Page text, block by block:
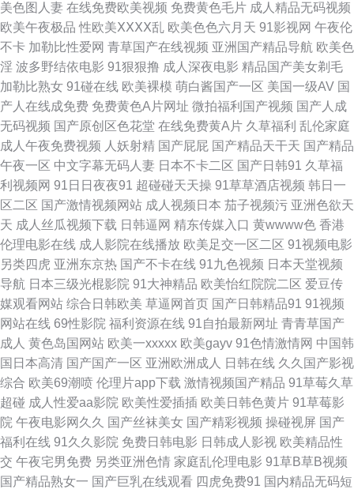
天堂一区在线 福利视频男女 91白虎学生一区 草草黄色在线 日韩精品无码入
口 六月天在线影院 欧美精品国产欧美亚洲 欧美国产日韩 日韩成人午夜 老湿
机福利院69 97资源视频在线总站 91n在线观看 欧美阿V 国产区视频在线
www精东com 人妻夜夜视频 日韩黄色性生活AA 国产成人精品综合 wwwav
五月 日本黄色官网 国产视频免费看 午夜福利A片官网 伪娘综合网 80s电影
美女很黄很湿的视频 国产91香蕉 菠萝av在线播放 理伦片理伦影院 迅雷下载
电影的好网站 中文字幕伦伦伦伦在忙 久久青青原国产 玖玖大香蕉老司机 国
产精品到一 天堂电影在线 日韩大香蕉综合视频 国产浮力视频 91国产视频大
全 日韩人人操人人爽人妻 91传媒国产福利姬 日韩色涩 亚洲老司机视 国产日
日日 91艹白浆白虎 亚洲草逼网 成人福利片导航 91c一区 四虎色视频一区二
区 海角探花 青青草在线网 午夜色色影院 精品AV网 91色图 男人天堂去干网
久久r欧美成人 亚洲伊人久久91 欧美福利区 欧日色网 精品网站国产 91橘子
美色图人妻 在线免费欧美视频 免费黄色毛片 成人精品无码视频
欧美午夜极品 性欧美ⅩⅩⅩⅩ乱 欧美色色六月天 91影视网 午夜伦
不卡 加勒比性爱网 青草国产在线视频 亚洲国产精品导航 欧美色
淫 波多野结依电影 91狠狠撸 成人深夜电影 精品国产美女剃毛
加勒比熟女 91碰在线 欧美裸模 萌白酱国产一区 美国一级AV 国
产人在线成免费 免费黄色A片网址 微拍福利国产视频 国产人成
无码视频 国产原创区色花堂 在线免费黄A片 久草福利 乱伦家庭
成人午夜免费视频 人妖射精 国产屁屁 国产精品天干天 国产精品
午夜一区 中文字幕无码人妻 日本不卡二区 国产日韩91 久草福
利视频网 91日日夜夜91 超碰碰天天操 91草草酒店视频 韩日一
区二区 国产激情视频网站 成人视频日本 茄子视频污 亚洲色欲天
天 成人丝瓜视频下载 日韩逼网 精东传媒入口 黄wwww色 香港
伦理电影在线 成人影院在线播放 欧美足交一区二区 91视频电影
另类四虎 亚洲东京热 国产不卡在线 91九色视频 日本天堂视频
导航 日本三级光棍影院 91大神精品 欧美怡红院院二区 爱豆传
媒观看网站 综合日韩欧美 草逼网首页 国产日韩精品91 91视频
网站在线 69性影院 福利资源在线 91自拍最新网址 青青草国产
成人 黄色岛国网站 欧美一xxxxx 欧美gayv 91色情激情网 中国韩
国日本高清 国产国产一区 亚洲欧洲成人 日韩在线 久久国产影视
综合 欧美69潮喷 伦理片app下载 激情视频国产精品 91草莓久草
超碰 成人性爱aa影院 欧美性爱插插 欧美日韩色黄片 91草莓影
院 午夜电影网久久 国产丝袜美女 国产精彩视频 操碰视屏 国产
福利在线 91久久影院 免费日韩电影 日韩成人影视 欧美精品性
交 午夜宅男免费 另类亚洲色情 家庭乱伦理电影 91草B草B视频
国产精品熟女一 国产巨乳在线观看 四虎免费91 国内精品无码短